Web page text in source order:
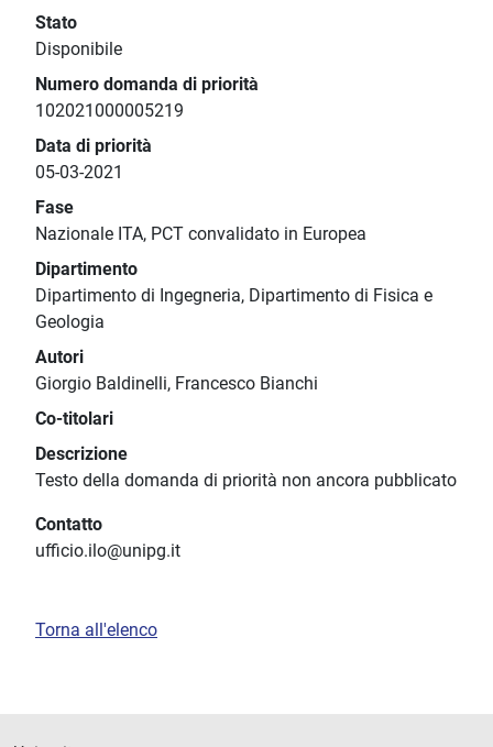
Stato
Disponibile
Numero domanda di priorità
102021000005219
Data di priorità
05-03-2021
Fase
Nazionale ITA, PCT convalidato in Europea
Dipartimento
Dipartimento di Ingegneria, Dipartimento di Fisica e
Geologia
Autori
Giorgio Baldinelli, Francesco Bianchi
Co-titolari
Descrizione
Testo della domanda di priorità non ancora pubblicato
Contatto
ufficio.ilo@unipg.it
Torna all'elenco